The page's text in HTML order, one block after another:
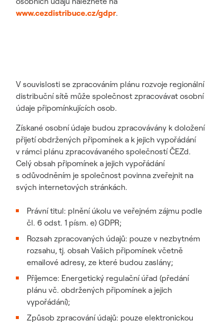
www.cezdistribuce.cz/gdpr.
V souvislosti se zpracováním plánu rozvoje regionální
distribuční sítě může společnost zpracovávat osobní
údaje připomínkujících osob.
Získané osobní údaje budou zpracovávány k doložení
přijetí obdržených připomínek a k jejich vypořádání
v rámci plánu zpracovávaného společností ČEZd.
Celý obsah připomínek a jejich vypořádání
s odůvodněním je společnost povinna zveřejnit na
svých internetových stránkách.
Právní titul: plnění úkolu ve veřejném zájmu podle
čl. 6 odst. 1 písm. e) GDPR;
Rozsah zpracovaných údajů: pouze v nezbytném
rozsahu, tj. obsah Vašich připomínek včetně
emailové adresy, ze které budou zaslány;
Příjemce: Energetický regulační úřad (předání
plánu vč. obdržených připomínek a jejich
vypořádání);
Způsob zpracování údajů: pouze elektronickou